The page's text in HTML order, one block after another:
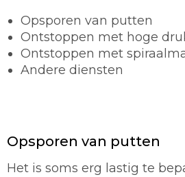
Opsporen van putten
Ontstoppen met hoge
Ontstoppen met
Andere diensten
Opsporen van putten
Het is soms erg lastig te